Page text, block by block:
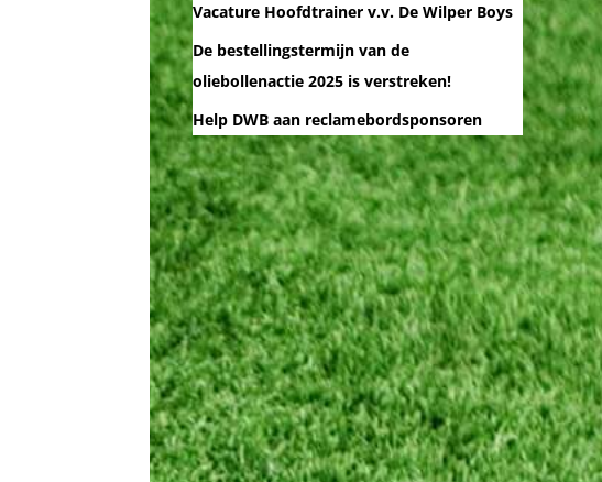
Vacature Hoofdtrainer v.v. De Wilper Boys
De bestellingstermijn van de
oliebollenactie 2025 is verstreken!
Help DWB aan reclamebordsponsoren